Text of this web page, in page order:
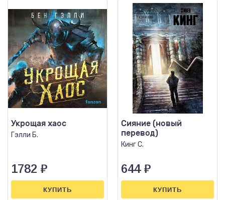
Укрощая хаос
Гэлли Б.
1782 ₽
КУПИТЬ
Сияние (новый
перевод)
Кинг С.
644 ₽
КУПИТЬ